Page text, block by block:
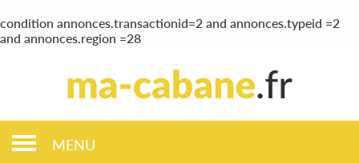
condition annonces.transactionid=2 and annonces.typeid =2
and annonces.region =28
MENU